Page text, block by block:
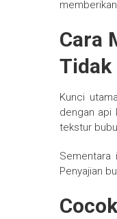
Cara
Tidak
Kunci
dengan api
tekstur
Sementara
Penyajian